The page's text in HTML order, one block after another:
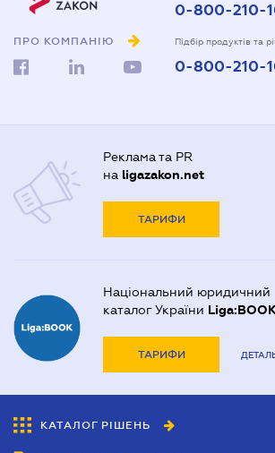
ПРО КОМПАНІЮ
0-800-210-
Підбір продуктів та
0-800-210-
Реклама та PR
на ligazakon.net
ТАРИФИ
Національний юридичний
каталог України Liga:BOOK
ТАРИФИ
КАТАЛОГ РІШЕНЬ